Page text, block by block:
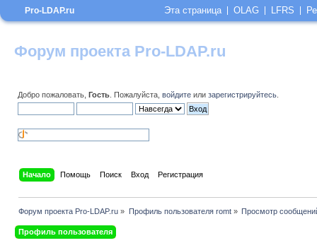
Форум проекта Pro-LDAP.ru
Добро пожаловать, Гость . Пожалуйста, войдите или зарегистрируйтесь
Начало Помощь Поиск Вход Регистрация
Форум проекта Pro-LDAP.ru » Профиль пользователя romt» Просмотр
Профиль пользователя
Pro-LDAP.ru Эта страница OLAG LFRS